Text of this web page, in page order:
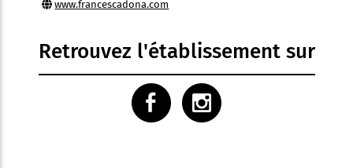
www.francescadona.com
Retrouvez l'établissement sur